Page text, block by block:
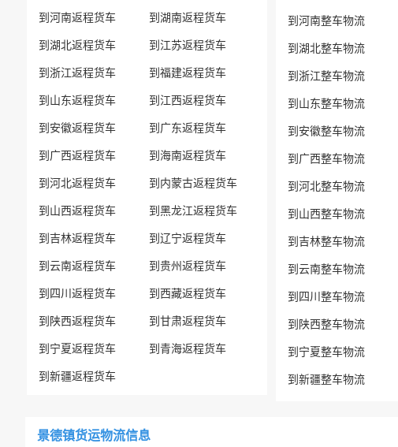
到河南返程货车 到湖南返程货车
到湖北返程货车 到江苏返程货车
到浙江返程货车 到福建返程货车
到山东返程货车 到江西返程货车
到安徽返程货车 到广东返程货车
到广西返程货车 到海南返程货车
到河北返程货车 到内蒙古返程货车
到山西返程货车 到黑龙江返程货车
到吉林返程货车 到辽宁返程货车
到云南返程货车 到贵州返程货车
到四川返程货车 到西藏返程货车
到陕西返程货车 到甘肃返程货车
到宁夏返程货车 到青海返程货车
到新疆返程货车
到河南整车物流
到湖北整车物流
到浙江整车物流
到山东整车物流
到安徽整车物流
到广西整车物流
到河北整车物流
到山西整车物流
到吉林整车物流
到云南整车物流
到四川整车物流
到陕西整车物流
到宁夏整车物流
到新疆整车物流
景德镇货运物流信息